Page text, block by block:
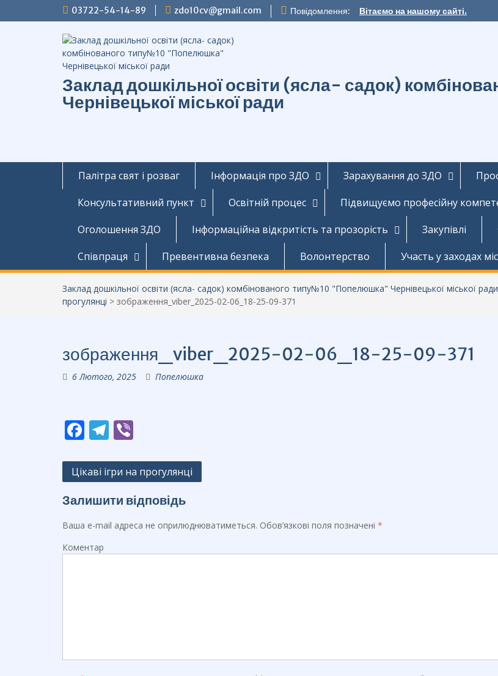
до
03722-54-14-89 zdo10cv@gmail.com Повідомлення: Вітаємо на нашому сайті.
Заклад дошкільної освіти (ясла- садок)
Чернівецької міської ради
Палітра свят і розваг Інформація про ЗДО Зарахування до ЗДО
Консультативний пункт
Освітній процес Підвищуємо професійну
Оголошення ЗДО
Інформаційна відкритість та прозорість Закупівлі
Співпраця
Превентивна безпека Волонтерство Участь у заходах
Заклад дошкільної освіти (ясла- садок) комбінованого типу№10 "Попелюшка" Чернівецької міської ради
прогулянці > зображення_viber_2025-02-06_18-25-09-371
зображення_viber_2025-02-06_18-25-09-371
6 Лютого, 2025 Попелюшка
F
e
b
o
o
k
T
e
gr
a
m
er
Навігація
Цікаві ігри на прогулянці
Залишити відповідь
Ваша e-mail адреса не оприлюднюватиметься. Обов’язкові поля позначені *
Коментар